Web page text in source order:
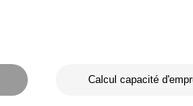
Calcul capacité